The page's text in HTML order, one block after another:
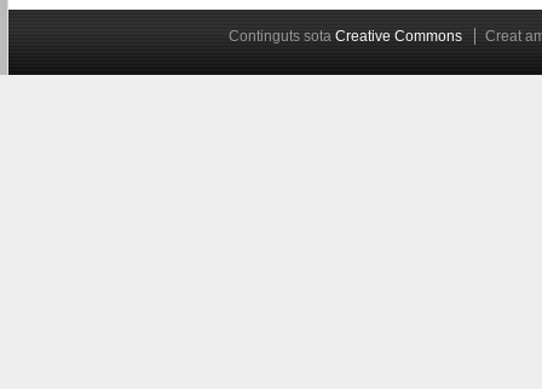
Continguts sotaCreative Commons Creat